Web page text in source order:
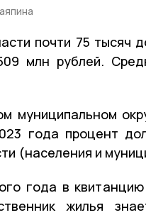
почти 75 тысяч
млн рублей.
муниципальном
года процент
(населения и
года в
жилья